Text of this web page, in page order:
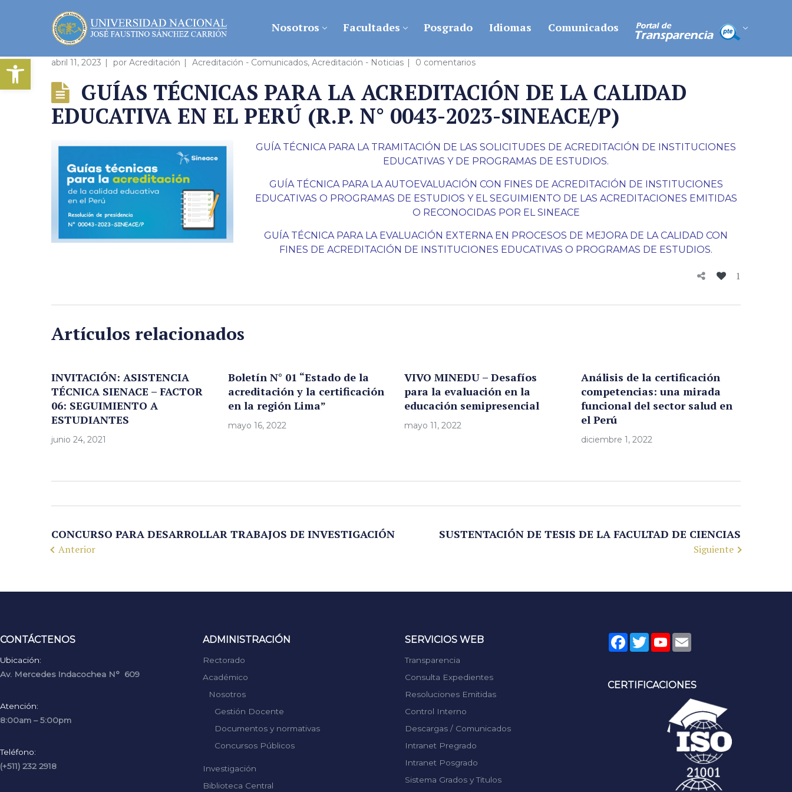
Abrir barra de herramientas
Nosotros Facultades Posgrado Idiomas Comunicados
abril 11, 2023 por Acreditación Acreditación - Comunicados, Acreditación - Noticias 0 comentarios
GUÍAS TÉCNICAS PARA LA ACREDITACIÓN DE LA CALIDAD
EDUCATIVA EN EL PERÚ (R.P. N° 0043-2023-SINEACE/P)
GUÍA TÉCNICA PARA LA TRAMITACIÓN DE LAS SOLICITUDES DE ACREDITACIÓN DE INSTITUCIONES
EDUCATIVAS Y DE PROGRAMAS DE ESTUDIOS.
GUÍA TÉCNICA PARA LA AUTOEVALUACIÓN CON FINES DE ACREDITACIÓN DE INSTITUCIONES
EDUCATIVAS O PROGRAMAS DE ESTUDIOS Y EL SEGUIMIENTO DE LAS ACREDITACIONES EMITIDAS
O RECONOCIDAS POR EL SINEACE
GUÍA TÉCNICA PARA LA EVALUACIÓN EXTERNA EN PROCESOS DE MEJORA DE LA CALIDAD CON
FINES DE ACREDITACIÓN DE INSTITUCIONES EDUCATIVAS O PROGRAMAS DE ESTUDIOS.
1
Artículos relacionados
INVITACIÓN: ASISTENCIA
TÉCNICA SIENACE – FACTOR
06: SEGUIMIENTO A
ESTUDIANTES
junio 24, 2021
Boletín N° 01 “Estado de la
acreditación y la certificación
en la región Lima”
mayo 16, 2022
VIVO MINEDU – Desafíos
para la evaluación en la
educación semipresencial
mayo 11, 2022
Análisis de la certificación
competencias: una mirada
funcional del sector salud en
el Perú
diciembre 1, 2022
CONCURSO PARA DESARROLLAR TRABAJOS DE INVESTIGACIÓN
Anterior
SUSTENTACIÓN DE TESIS DE LA FACULTAD DE CIENCIAS
Siguiente
CONTÁCTENOS
Ubicación:
Av. Mercedes Indacochea N° 609
Atención:
8:00am – 5:00pm
Teléfono:
(+511) 232 2918
ADMINISTRACIÓN
Rectorado
Académico
Nosotros
Gestión Docente
Documentos y normativas
Concursos Públicos
Investigación
Biblioteca Central
SERVICIOS WEB
Transparencia
Consulta Expedientes
Resoluciones Emitidas
Control Interno
Descargas / Comunicados
Intranet Pregrado
Intranet Posgrado
Sistema Grados y Titulos
Facebook
TwitterYouTubeEmail
CERTIFICACIONES